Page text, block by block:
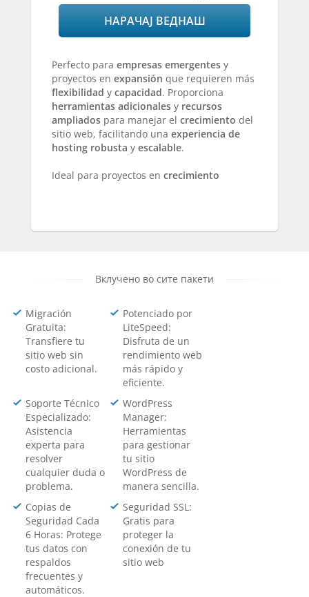
НАРАЧАЈ ВЕДНАШ
Perfecto para empresas emergentes y
proyectos en expansión que requieren más
flexibilidad y capacidad. Proporciona
herramientas adicionales y recursos
ampliados para manejar el crecimiento del
sitio web, facilitando una experiencia de
hosting robusta y escalable.
Ideal para proyectos en crecimiento
Вклучено во сите пакети
Migración
Gratuita:
Transfiere tu
sitio web sin
costo adicional.
Potenciado por
LiteSpeed:
Disfruta de un
rendimiento web
más rápido y
eficiente.
Soporte Técnico
Especializado:
Asistencia
experta para
resolver
cualquier duda o
problema.
WordPress
Manager:
Herramientas
para gestionar
tu sitio
WordPress de
manera sencilla.
Copias de
Seguridad Cada
6 Horas: Protege
tus datos con
respaldos
frecuentes y
automáticos.
Seguridad SSL:
Gratis para
proteger la
conexión de tu
sitio web